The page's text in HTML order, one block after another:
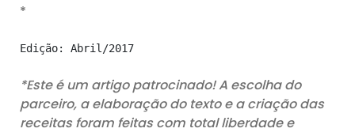
*
Edição: Abril/2017
*Este é um artigo patrocinado! A escolha do
parceiro, a elaboração do texto e a criação das
receitas foram feitas com total liberdade e